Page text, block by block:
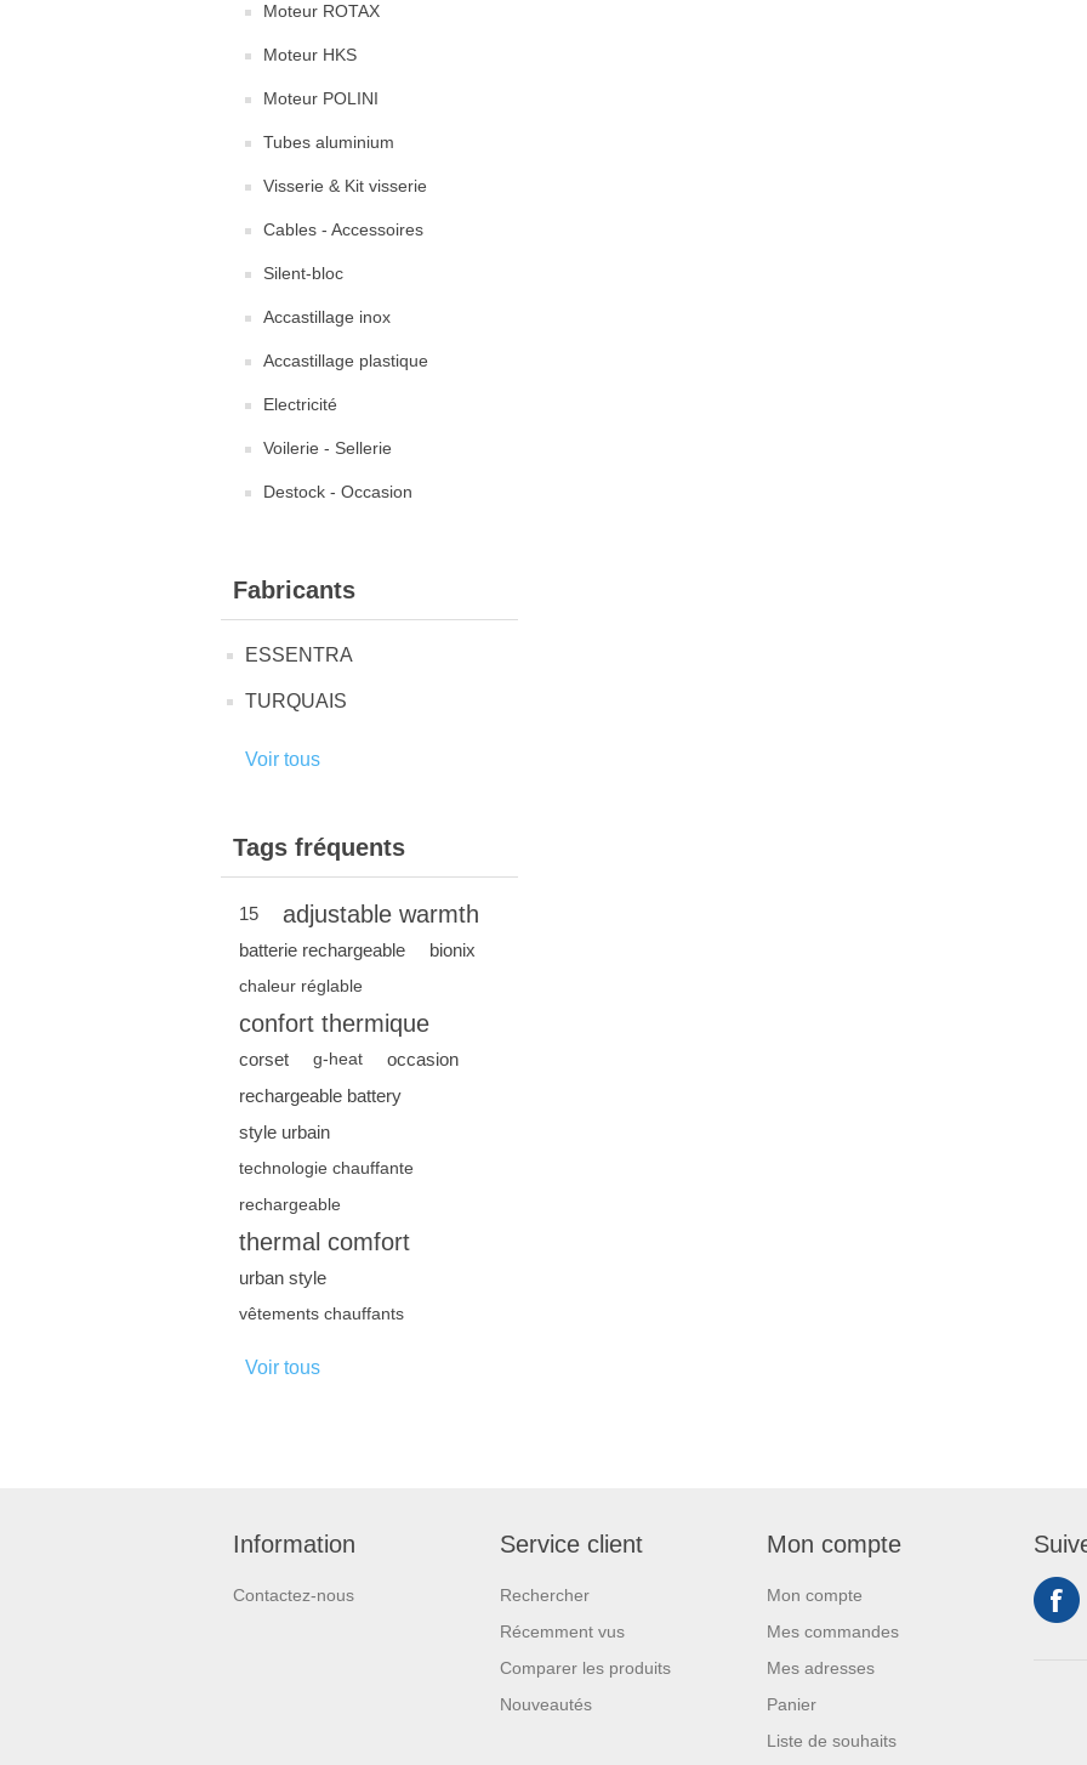
Moteur ROTAX
Moteur HKS
Moteur POLINI
Tubes aluminium
Visserie & Kit visserie
Cables - Accessoires
Silent-bloc
Accastillage inox
Accastillage plastique
Electricité
Voilerie - Sellerie
Destock - Occasion
Fabricants
ESSENTRA
TURQUAIS
Voir tous
Tags fréquents
15 adjustable warmth
batterie rechargeable bionix
chaleur réglable
confort thermique
corset g-heat
occasion
rechargeable battery
style urbain
technologie chauffante
rechargeable
thermal comfort
urban style
vêtements chauffants
Voir tous
Information
Contactez-nous
Service client
Rechercher
Récemment vus
Comparer les produits
Nouveautés
Mon compte
Mon compte
Mes commandes
Mes adresses
Panier
Liste de souhaits